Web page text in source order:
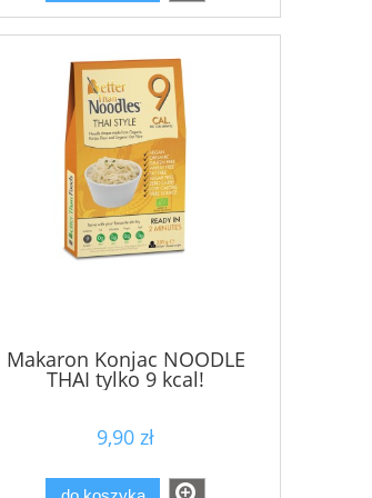
Makaron Konjac NOODLE
THAI tylko 9 kcal!
9,90 zł